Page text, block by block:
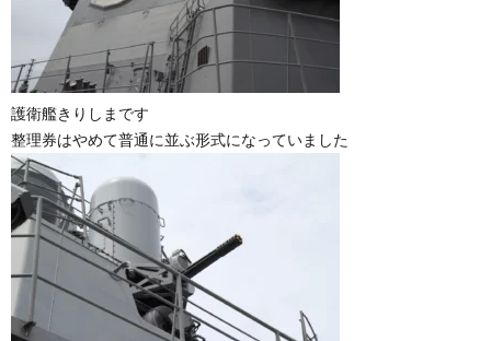
護衛艦きりしまです
整理券はやめて普通に並ぶ形式になっていました